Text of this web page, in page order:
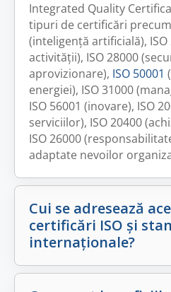
Integrated Quality
tipuri de certificări precum
(inteligență artificială),
activității), ISO 28000
aprovizionare), ISO 50001
energiei), ISO 31000
ISO 56001 (inovare), ISO
serviciilor), ISO 20400
ISO 26000
adaptate nevoilor
Cui se adresează
certificări ISO și
internaționale?